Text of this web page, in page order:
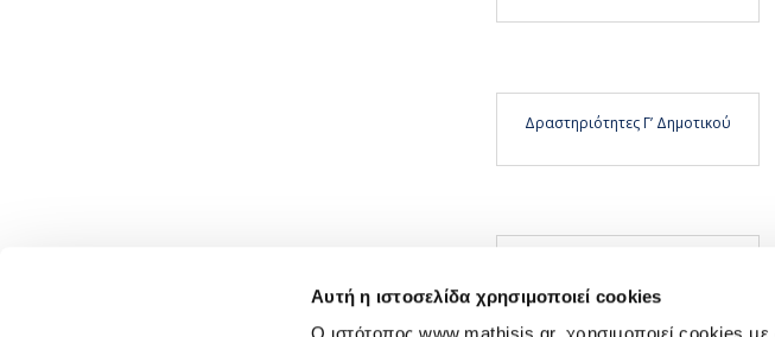
Αυτή η ιστοσελίδα χρησιμοποιεί cookies
Δραστηριότητες Γ’ Δημοτικού